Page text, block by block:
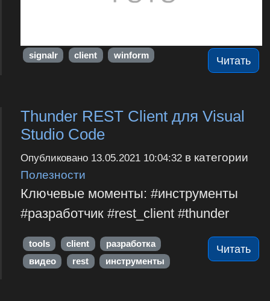
Читать
signalr client winform
Thunder REST Client для Visual
Studio Code
Опубликовано 13.05.2021 10:04:32в категории
Полезности
Ключевые моменты: #инструменты
#разработчик #rest_client #thunder
Читать
tools client
разработка
видео
rest инструменты